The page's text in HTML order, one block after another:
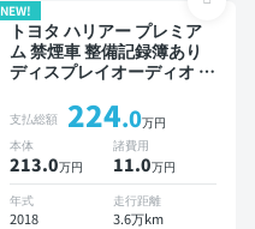
NEW!
トヨタ ハリアー プレミア
ム 禁煙車 整備記録簿あり
ディスプレイオーディオ ※
クルーズ ワイヤレスキー
スマートキー ETC 電動バ
ックドア バックモニター
ドライブレコーダー 衝突軽
減
支払総額 224.0万円
本体
213.0万円
諸費用
11.0万円
年式
2018
走行距離
3.6万km